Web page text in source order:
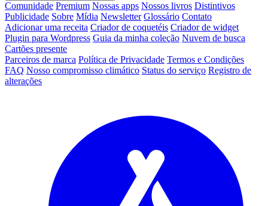
Comunidade Premium Nossas apps Nossos livros Distintivos
Publicidade Sobre Mídia Newsletter Glossário Contato
Adicionar uma receita Criador de coquetéis Criador de widget
Plugin para Wordpress Guia da minha coleção Nuvem de busca
Cartões presente
Parceiros de marca Política de Privacidade Termos e Condições
FAQ Nosso compromisso climático Status do serviço Registro de
alterações